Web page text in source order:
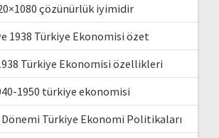
çözünürlük iyimidir
1938 Türkiye Ekonomisi özet
Türkiye Ekonomisi özellikleri
1950 türkiye ekonomisi
Dönemi Türkiye Ekonomi Politikaları